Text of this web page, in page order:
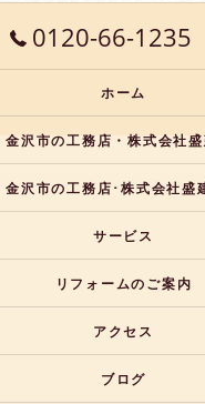
0120-66-1235
ホーム
サービス
リフォームのご案内
アクセス
ブログ